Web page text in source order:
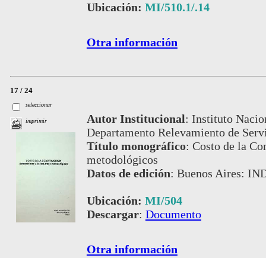
Ubicación: MI/510.1/.14
Otra información
17 / 24
seleccionar
imprimir Autor Institucional: Instituto
Departamento Relevamiento de
Título monográfico: Costo de la
metodológicos
Datos de edición: Buenos Aires:
Ubicación: MI/504
Descargar: Documento
Otra información